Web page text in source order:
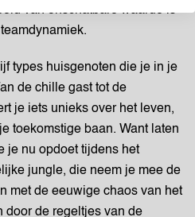
van onschatbare waarde is
types huisgenoten die je in je
de chille gast tot de
je iets unieks over het leven,
toekomstige baan. Want laten
je nu opdoet tijdens het
jungle, die neem je mee de
met de eeuwige chaos van het
door de regeltjes van de